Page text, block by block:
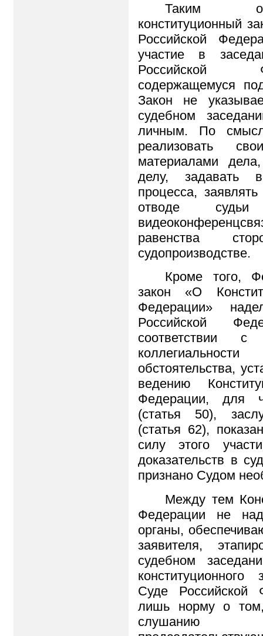
Таким
конституционный
Российской
участие в
Российской
содержащемуся
Закон не
судебном
личным. По
реализовать
материалами
делу, задавать
процесса,
отводе судьи
равенства
судопроизводстве.
Кроме того,
закон «О
Федерации»
Российской
соответствии
обстоятельства,
ведению
Федерации, для
(статья 50),
(статья 62),
силу этого
доказательств в
признано Судом
Между тем
Федерации не
органы,
заявителя,
судебном
Суде Российской
лишь норму о
слушанию